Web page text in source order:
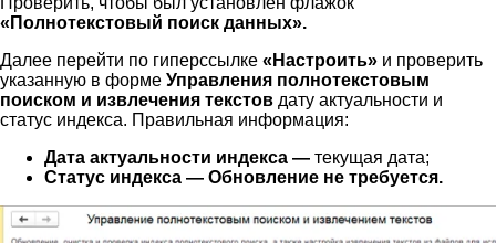
«Полнотекстовый поиск данных».
Далее перейти по гиперссылке «Настроить» и проверить
указанную в форме Управления полнотекстовым
поиском и извлечения текстов дату актуальности и
статус индекса. Правильная информация:
Дата актуальности индекса — текущая дата;
Статус индекса — Обновление не требуется.